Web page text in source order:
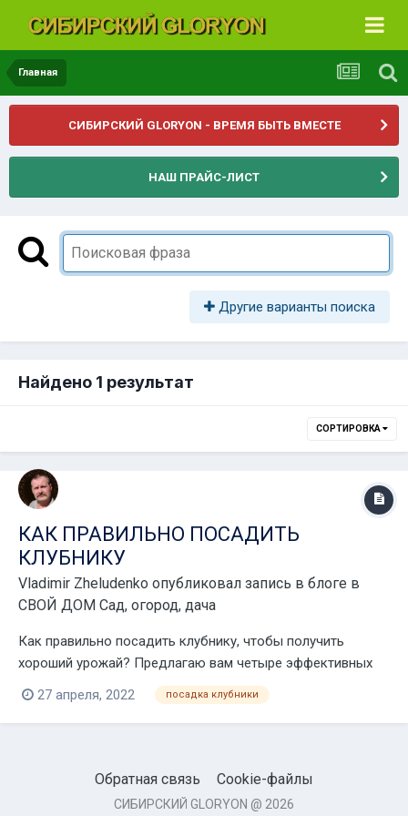
Главная
СИБИРСКИЙ GLORYON - ВРЕМЯ БЫТЬ ВМЕСТЕ
НАШ ПРАЙС-ЛИСТ
Другие варианты поиска
Найдено 1 результат
СОРТИРОВКА
КАК ПРАВИЛЬНО ПОСАДИТЬ
КЛУБНИКУ
Vladimir Zheludenko опубликовал запись в блоге в
СВОЙ ДОМ Сад, огород, дача
Как правильно посадить клубнику, чтобы получить
хороший урожай? Предлагаю вам четыре эффективных
способа посадки клубники, давно зарекомендовавших
себя среди садоводов-огородников. Посадка клубники
отдельно стоящими кустами. Розетки клубники сажаются
27 апреля, 2022 посадка клубники
Обратная связь Cookie-файлы
СИБИРСКИЙ GLORYON @ 2026